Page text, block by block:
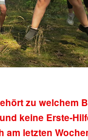
zu welchem
keine Erste-
letzten